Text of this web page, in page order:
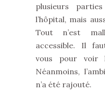
plusieurs
l’hôpital, mais
Tout n’est
accessible. Il
vous pour voir
Néanmoins,
n’a été rajouté.